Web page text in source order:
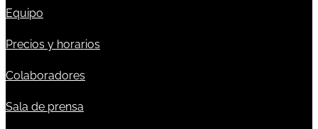
Equipo
Precios y horarios
Colaboradores
Sala de prensa